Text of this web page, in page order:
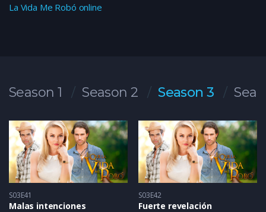
La Vida Me Robó online
Season 1 Season 2 Season 3
S03E41
Malas intenciones
S03E42
Fuerte revelación